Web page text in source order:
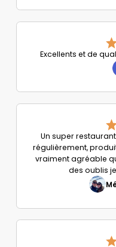
Excellents et de
Un super
régulièrement,
vraiment agréable
des oublis